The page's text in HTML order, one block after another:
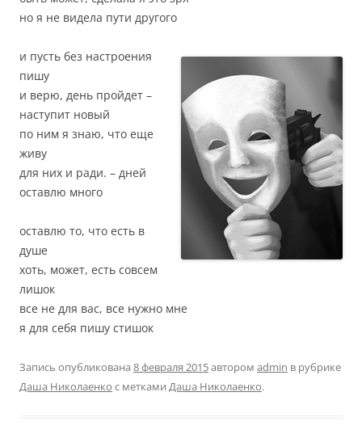
но я не видела пути другого
и пусть без настроения
пишу
и верю, день пройдет –
наступит новый
по ним я знаю, что еще
живу
для них и ради. – дней
оставлю много
оставлю то, что есть в
душе
хоть, может, есть совсем
лишок
все не для вас, все нужно мне
я для себя пишу стишок
Запись опубликована 8 февраля 2015автором admin в рубрике
Даша Николаенко с метками Даша Николаенко.